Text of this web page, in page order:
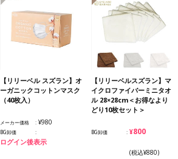
【リリーベル スズラン】オ
ーガニックコットンマスク
（40枚入）
メーカー価格 ¥980
BG卸価
ログイン後表示
【リリーベルスズラン】マ
イクロファイバーミニタオ
ル 28×28cm＜お得なより
どり10枚セット＞
BG卸価 ¥800
(税込¥880)